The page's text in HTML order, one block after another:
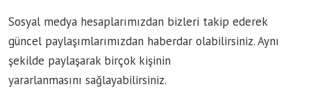
Sosyal medya hesaplarımızdan bizleri takip ederek
güncel paylaşımlarımızdan haberdar olabilirsiniz. Aynı
şekilde paylaşarak birçok kişinin
yararlanmasını sağlayabilirsiniz.